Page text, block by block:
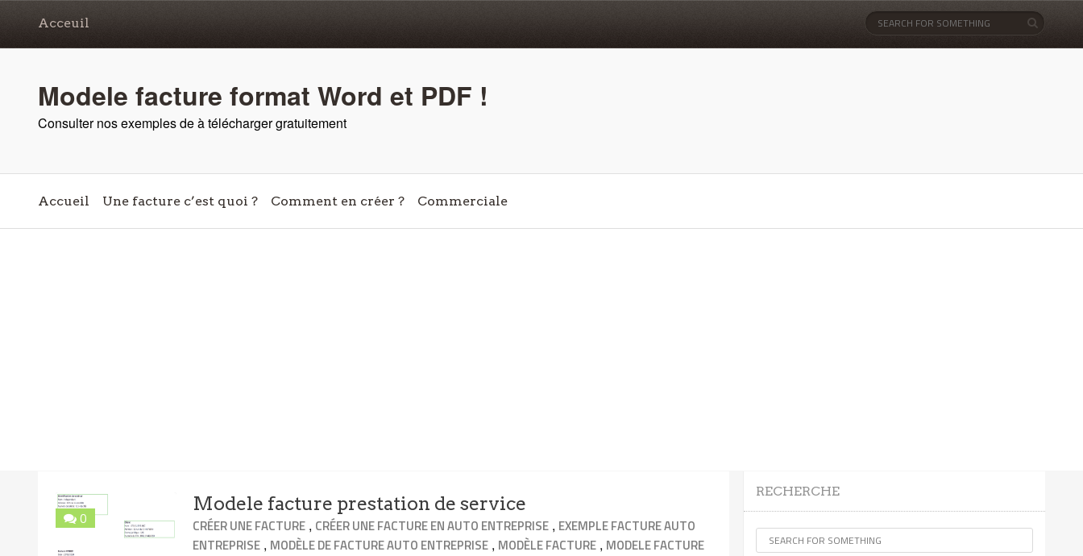
Acceuil
Modele facture format Word et PDF !
Consulter nos exemples de à télécharger gratuitement
Accueil Une facture c’est quoi ? Comment en créer ? Commerciale
0
Modele facture prestation de service
CRÉER UNE FACTURE , CRÉER UNE FACTURE EN AUTO ENTREPRISE , EXEMPLE FACTURE AUTO
ENTREPRISE , MODÈLE DE FACTURE AUTO ENTREPRISE , MODÈLE FACTURE , MODELE FACTURE
RECHERCHE